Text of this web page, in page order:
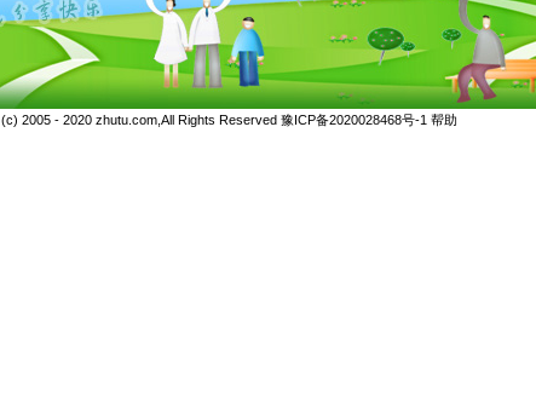
(c) 2005 - 2020 zhutu.com,All Rights Reserved 豫ICP备2020028468号-1 帮助